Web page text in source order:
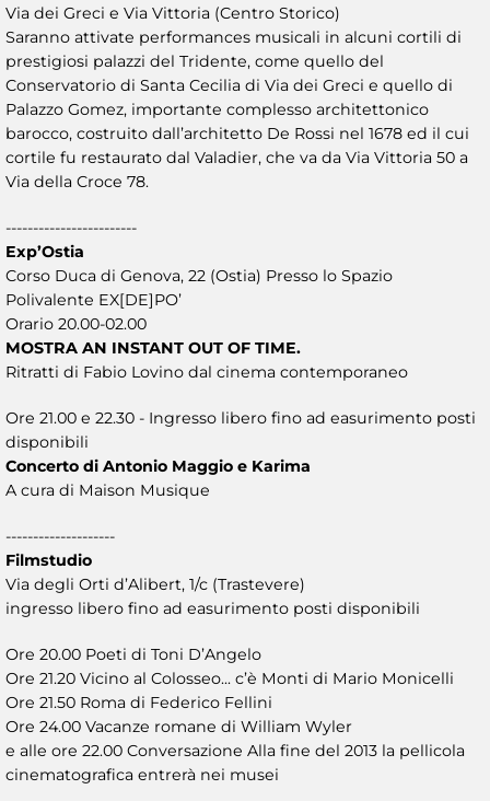
Via dei Greci e Via Vittoria (Centro Storico)
Saranno attivate performances musicali in alcuni cortili di
prestigiosi palazzi del Tridente, come quello del
Conservatorio di Santa Cecilia di Via dei Greci e quello di
Palazzo Gomez, importante complesso architettonico
barocco, costruito dall’architetto De Rossi nel 1678 ed il cui
cortile fu restaurato dal Valadier, che va da Via Vittoria 50 a
Via della Croce 78.
------------------------
Exp’Ostia
Corso Duca di Genova, 22 (Ostia) Presso lo Spazio
Polivalente EX[DE]PO’
Orario 20.00-02.00
MOSTRA AN INSTANT OUT OF TIME.
Ritratti di Fabio Lovino dal cinema contemporaneo
Ore 21.00 e 22.30 - Ingresso libero fino ad easurimento posti
disponibili
Concerto di Antonio Maggio e Karima
A cura di Maison Musique
--------------------
Filmstudio
Via degli Orti d’Alibert, 1/c (Trastevere)
ingresso libero fino ad easurimento posti disponibili
Ore 20.00 Poeti di Toni D’Angelo
Ore 21.20 Vicino al Colosseo... c’è Monti di Mario Monicelli
Ore 21.50 Roma di Federico Fellini
Ore 24.00 Vacanze romane di William Wyler
e alle ore 22.00 Conversazione Alla fine del 2013 la pellicola
cinematografica entrerà nei musei